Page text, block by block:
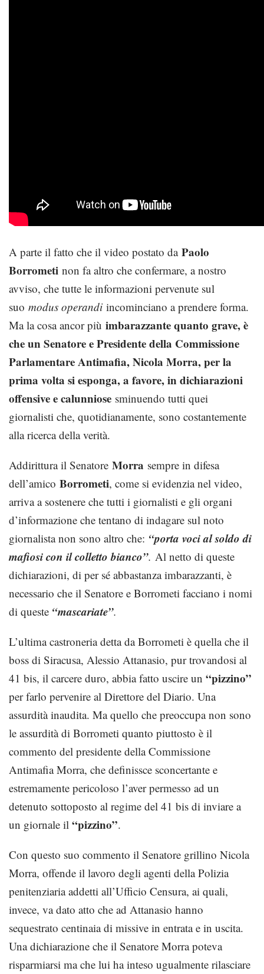
A parte il fatto che il video postato da Paolo
Borrometi non fa altro che confermare, a nostro
avviso, che tutte le informazioni pervenute sul
suo modus operandi incominciano a prendere forma.
Ma la cosa ancor più imbarazzante quanto grave, è
che un Senatore e Presidente della Commissione
Parlamentare Antimafia, Nicola Morra, per la
prima volta si esponga, a favore, in dichiarazioni
offensive e calunniose sminuendo tutti quei
giornalisti che, quotidianamente, sono costantemente
alla ricerca della verità.
Addirittura il Senatore Morra sempre in difesa
dell’amico Borrometi, come si evidenzia nel video,
arriva a sostenere che tutti i giornalisti e gli organi
d’informazione che tentano di indagare sul noto
giornalista non sono altro che: “porta voci al soldo di
mafiosi con il colletto bianco”. Al netto di queste
dichiarazioni, di per sé abbastanza imbarazzanti, è
necessario che il Senatore e Borrometi facciano i nomi
di queste “mascariate”.
L’ultima castroneria detta da Borrometi è quella che il
boss di Siracusa, Alessio Attanasio, pur trovandosi al
41 bis, il carcere duro, abbia fatto uscire un “pizzino”
per farlo pervenire al Direttore del Diario. Una
assurdità inaudita. Ma quello che preoccupa non sono
le assurdità di Borrometi quanto piuttosto è il
commento del presidente della Commissione
Antimafia Morra, che definissce sconcertante e
estremamente pericoloso l’aver permesso ad un
detenuto sottoposto al regime del 41 bis di inviare a
un giornale il “pizzino”.
Con questo suo commento il Senatore grillino Nicola
Morra, offende il lavoro degli agenti della Polizia
penitenziaria addetti all’Ufficio Censura, ai quali,
invece, va dato atto che ad Attanasio hanno
sequestrato centinaia di missive in entrata e in uscita.
Una dichiarazione che il Senatore Morra poteva
risparmiarsi ma che lui ha inteso ugualmente rilasciare